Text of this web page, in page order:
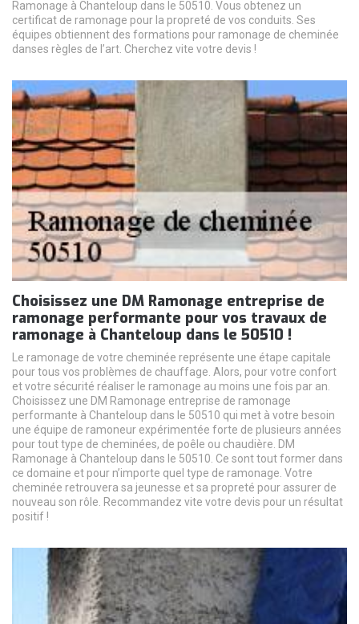
Ramonage à Chanteloup dans le 50510. Vous obtenez un
certificat de ramonage pour la propreté de vos conduits. Ses
équipes obtiennent des formations pour ramonage de cheminée
danses règles de l’art. Cherchez vite votre devis !
Choisissez une DM Ramonage entreprise de
ramonage performante pour vos travaux de
ramonage à Chanteloup dans le 50510 !
Le ramonage de votre cheminée représente une étape capitale
pour tous vos problèmes de chauffage. Alors, pour votre confort
et votre sécurité réaliser le ramonage au moins une fois par an.
Choisissez une DM Ramonage entreprise de ramonage
performante à Chanteloup dans le 50510 qui met à votre besoin
une équipe de ramoneur expérimentée forte de plusieurs années
pour tout type de cheminées, de poêle ou chaudière. DM
Ramonage à Chanteloup dans le 50510. Ce sont tout former dans
ce domaine et pour n’importe quel type de ramonage. Votre
cheminée retrouvera sa jeunesse et sa propreté pour assurer de
nouveau son rôle. Recommandez vite votre devis pour un résultat
positif !